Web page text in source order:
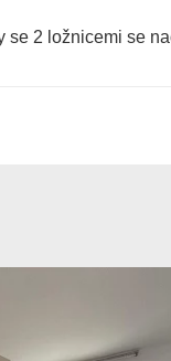
se 2 ložnicemi se